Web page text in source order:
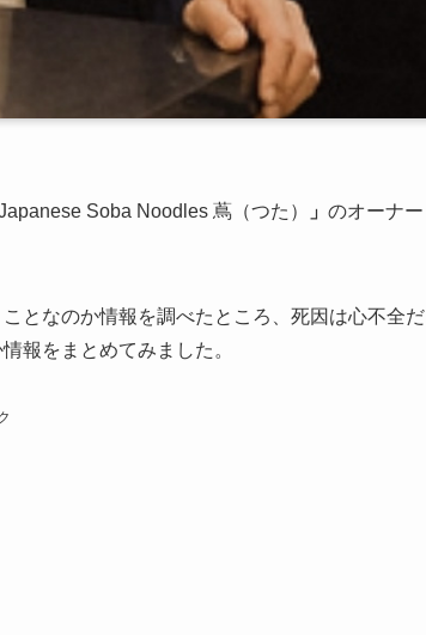
Soba Noodles 蔦（つた） 」 のオーナー
となのか情報を調べたところ、死因は心不全だ
報をまとめてみました。